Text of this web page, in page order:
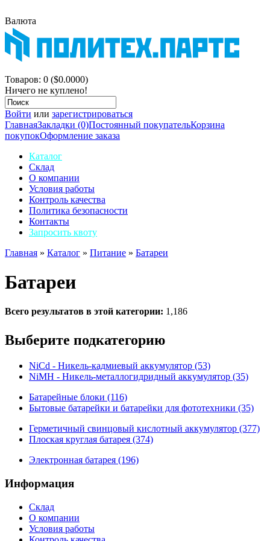
Валюта
$ р.
Корзина покупок
Товаров: 0 ($0.0000)
Ничего не куплено!
Войти или зарегистрироваться
ГлавнаяЗакладки (0)Постоянный покупательКорзина
покупокОформление заказа
Каталог
Склад
О компании
Условия работы
Контроль качества
Политика безопасности
Контакты
Запросить квоту
Главная » Каталог » Питание » Батареи
Батареи
Всего результатов в этой категории: 1,186
Выберите подкатегорию
NiCd - Никель-кадмиевый аккумулятор (53)
NiMH - Никель-металлогидридный аккумулятор (35)
Батарейные блоки (116)
Бытовые батарейки и батарейки для фототехники (35)
Герметичный свинцовый кислотный аккумулятор (377)
Плоская круглая батарея (374)
Электронная батарея (196)
Информация
Склад
О компании
Условия работы